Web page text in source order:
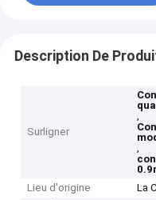
Description De
Surligner
,
,
Lieu d'origine
La